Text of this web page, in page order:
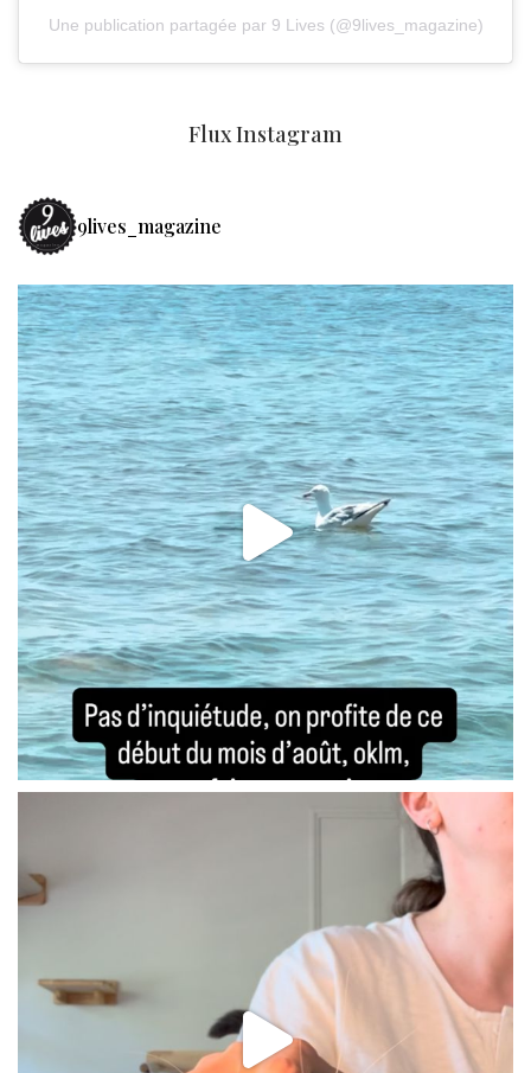
Une publication partagée par 9 Lives (@9lives_magazine)
Flux Instagram
9lives_magazine